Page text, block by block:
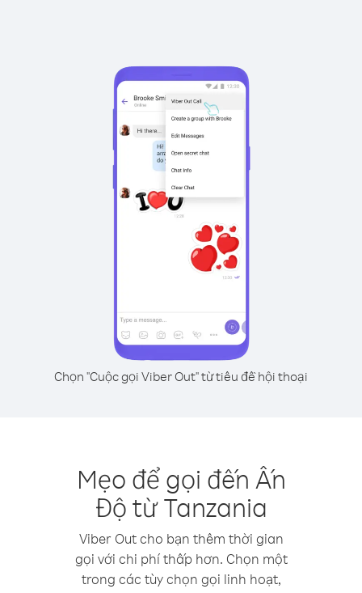
Chọn "Cuộc gọi Viber Out" từ tiêu đề hội thoại
Mẹo để gọi đến Ấn
Độ từ Tanzania
Viber Out cho bạn thêm thời gian
gọi với chi phí thấp hơn. Chọn một
trong các tùy chọn gọi linh hoạt,